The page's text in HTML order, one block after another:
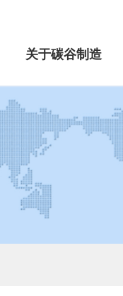
关于碳谷制造